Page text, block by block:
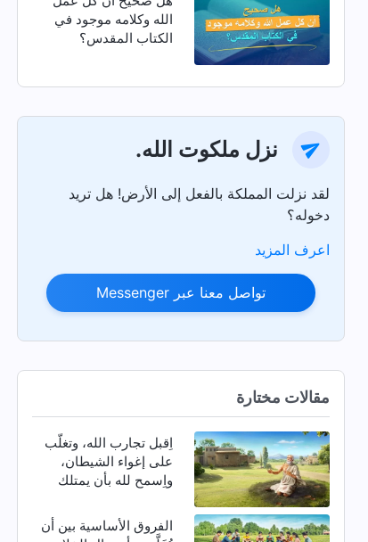
الله وكلامه موجود في
الكتاب المقدس؟
نزل ملكوت الله.
لقد نزلت المملكة بالفعل إلى الأرض! هل تريد
دخوله؟
اعرف المزيد
تواصل معنا عبر Messenger
مقالات مختارة
اِقبل تجارب الله، وتغلّب
على إغواء الشيطان،
واِسمح لله بأن يمتلك
الفروق الأساسية بين أن